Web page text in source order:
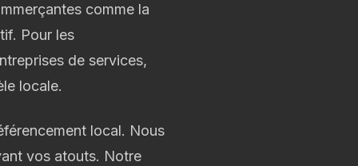
comme la
Pour les
de services,
locale.
local. Nous
vos atouts. Notre